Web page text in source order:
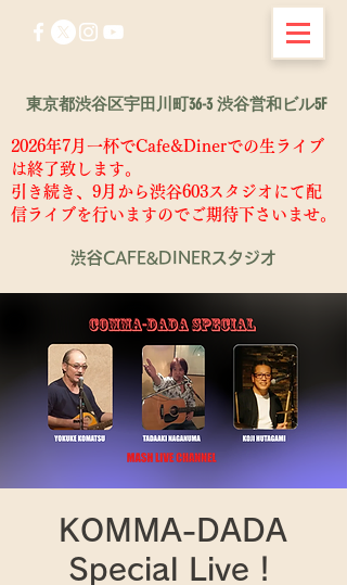
東京都渋谷区宇田川町36-3 渋谷営和ビル5F
渋谷CAFE&DINERスタジオ
2026年7月一杯でCafe&Dinerでの生ライブ
は終了致します。
​引き続き、9月から渋谷603スタジオにて配
信ライブを行いますのでご期待下さいませ。
KOMMA-DADA
Special Live！